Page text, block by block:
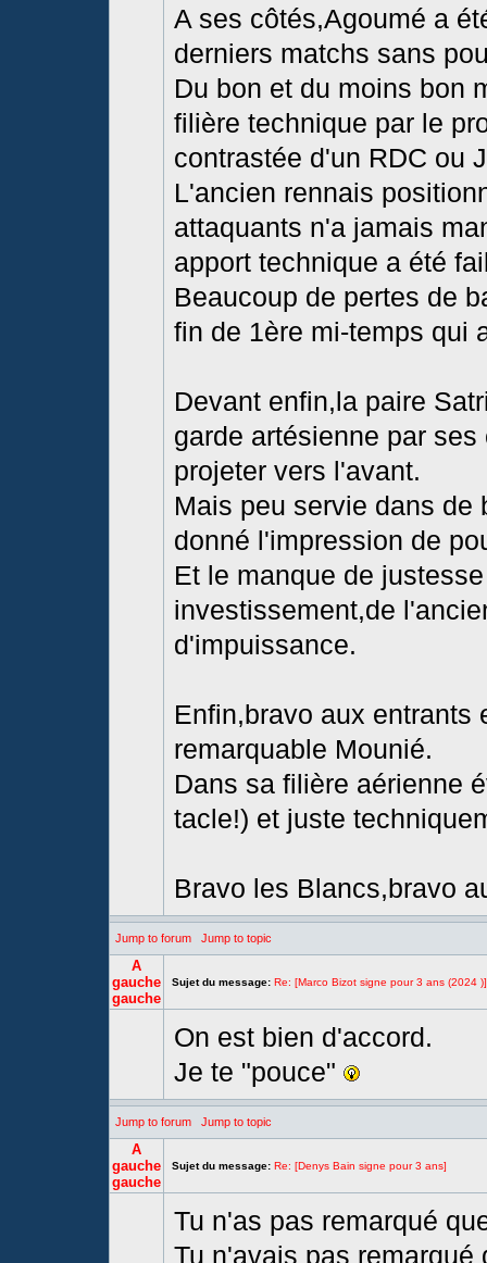
A ses côtés,Agoumé a
derniers matchs sans
Du bon et du moins bon
filière technique par le
contrastée d'un RDC ou
L'ancien rennais
attaquants n'a jamais
apport technique a été
Beaucoup de pertes de
fin de 1ère mi-temps qui
Devant enfin,la paire
garde artésienne par
projeter vers l'avant.
Mais peu servie dans
donné l'impression de
Et le manque de
investissement,de
d'impuissance.
Enfin,bravo aux entrants
remarquable Mounié.
Dans sa filière aérienne
tacle!) et juste
Bravo les Blancs,bravo
Jump to forum Jump to topic
A
gauche
gauche
Sujet du message: Re: [Marco Bizot signe pour 3 ans (2024 )]
On est bien d'accord.
Je te "pouce"
Jump to forum Jump to topic
A
gauche
gauche
Sujet du message: Re: [Denys Bain signe pour 3 ans]
Tu n'as pas remarqué
Tu n'avais pas